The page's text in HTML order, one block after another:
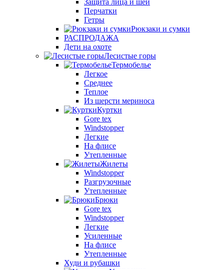
Защита лица и шеи
Перчатки
Гетры
Рюкзаки и сумки
РАСПРОДАЖА
Дети на охоте
Лесистые горы
Термобелье
Легкое
Среднее
Теплое
Из шерсти мериноса
Куртки
Gore tex
Windstopper
Легкие
На флисе
Утепленные
Жилеты
Windstopper
Разгрузочные
Утепленные
Брюки
Gore tex
Windstopper
Легкие
Усиленные
На флисе
Утепленные
Худи и рубашки